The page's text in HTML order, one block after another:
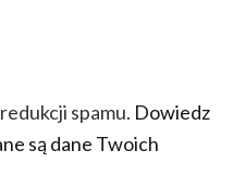
spamu. Dowiedz
są dane Twoich